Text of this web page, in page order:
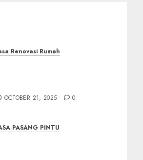
Renovasi Rumah
OCTOBER 21, 2025 0
PASANG PINTU